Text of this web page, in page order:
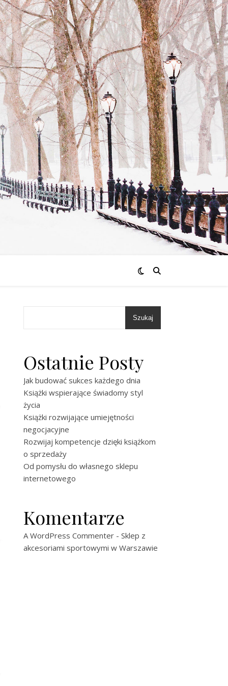
Szukaj
Ostatnie Posty
Jak budować sukces każdego dnia
Książki wspierające świadomy styl
życia
Książki rozwijające umiejętności
negocjacyjne
Rozwijaj kompetencje dzięki książkom
o sprzedaży
Od pomysłu do własnego sklepu
internetowego
Komentarze
A WordPress Commenter - Sklep z
akcesoriami sportowymi w Warszawie